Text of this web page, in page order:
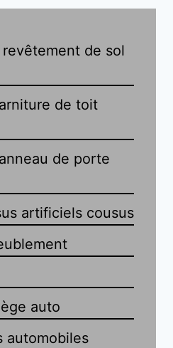
de sol
de toit
de porte
artificiels cousus
auto
automobiles